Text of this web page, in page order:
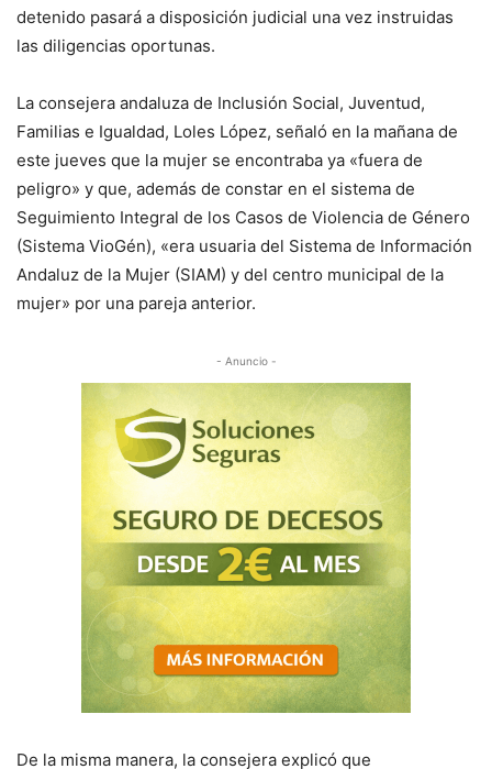
detenido pasará a disposición judicial una vez instruidas
las diligencias oportunas.
La consejera andaluza de Inclusión Social, Juventud,
Familias e Igualdad, Loles López, señaló en la mañana de
este jueves que la mujer se encontraba ya «fuera de
peligro» y que, además de constar en el sistema de
Seguimiento Integral de los Casos de Violencia de Género
(Sistema VioGén), «era usuaria del Sistema de Información
Andaluz de la Mujer (SIAM) y del centro municipal de la
mujer» por una pareja anterior.
- Anuncio -
De la misma manera, la consejera explicó que